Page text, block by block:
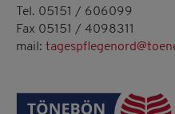
Tel. 05151 / 606099
Fax 05151 / 4098311
mail: